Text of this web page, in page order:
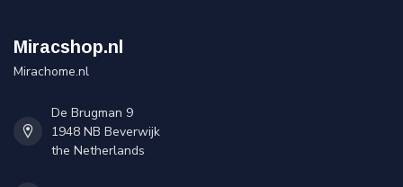
Miracshop.nl
Mirachome.nl
De Brugman 9
1948 NB Beverwijk
the Netherlands